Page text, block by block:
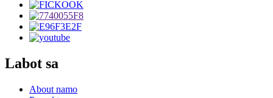
Labot sa
About namo